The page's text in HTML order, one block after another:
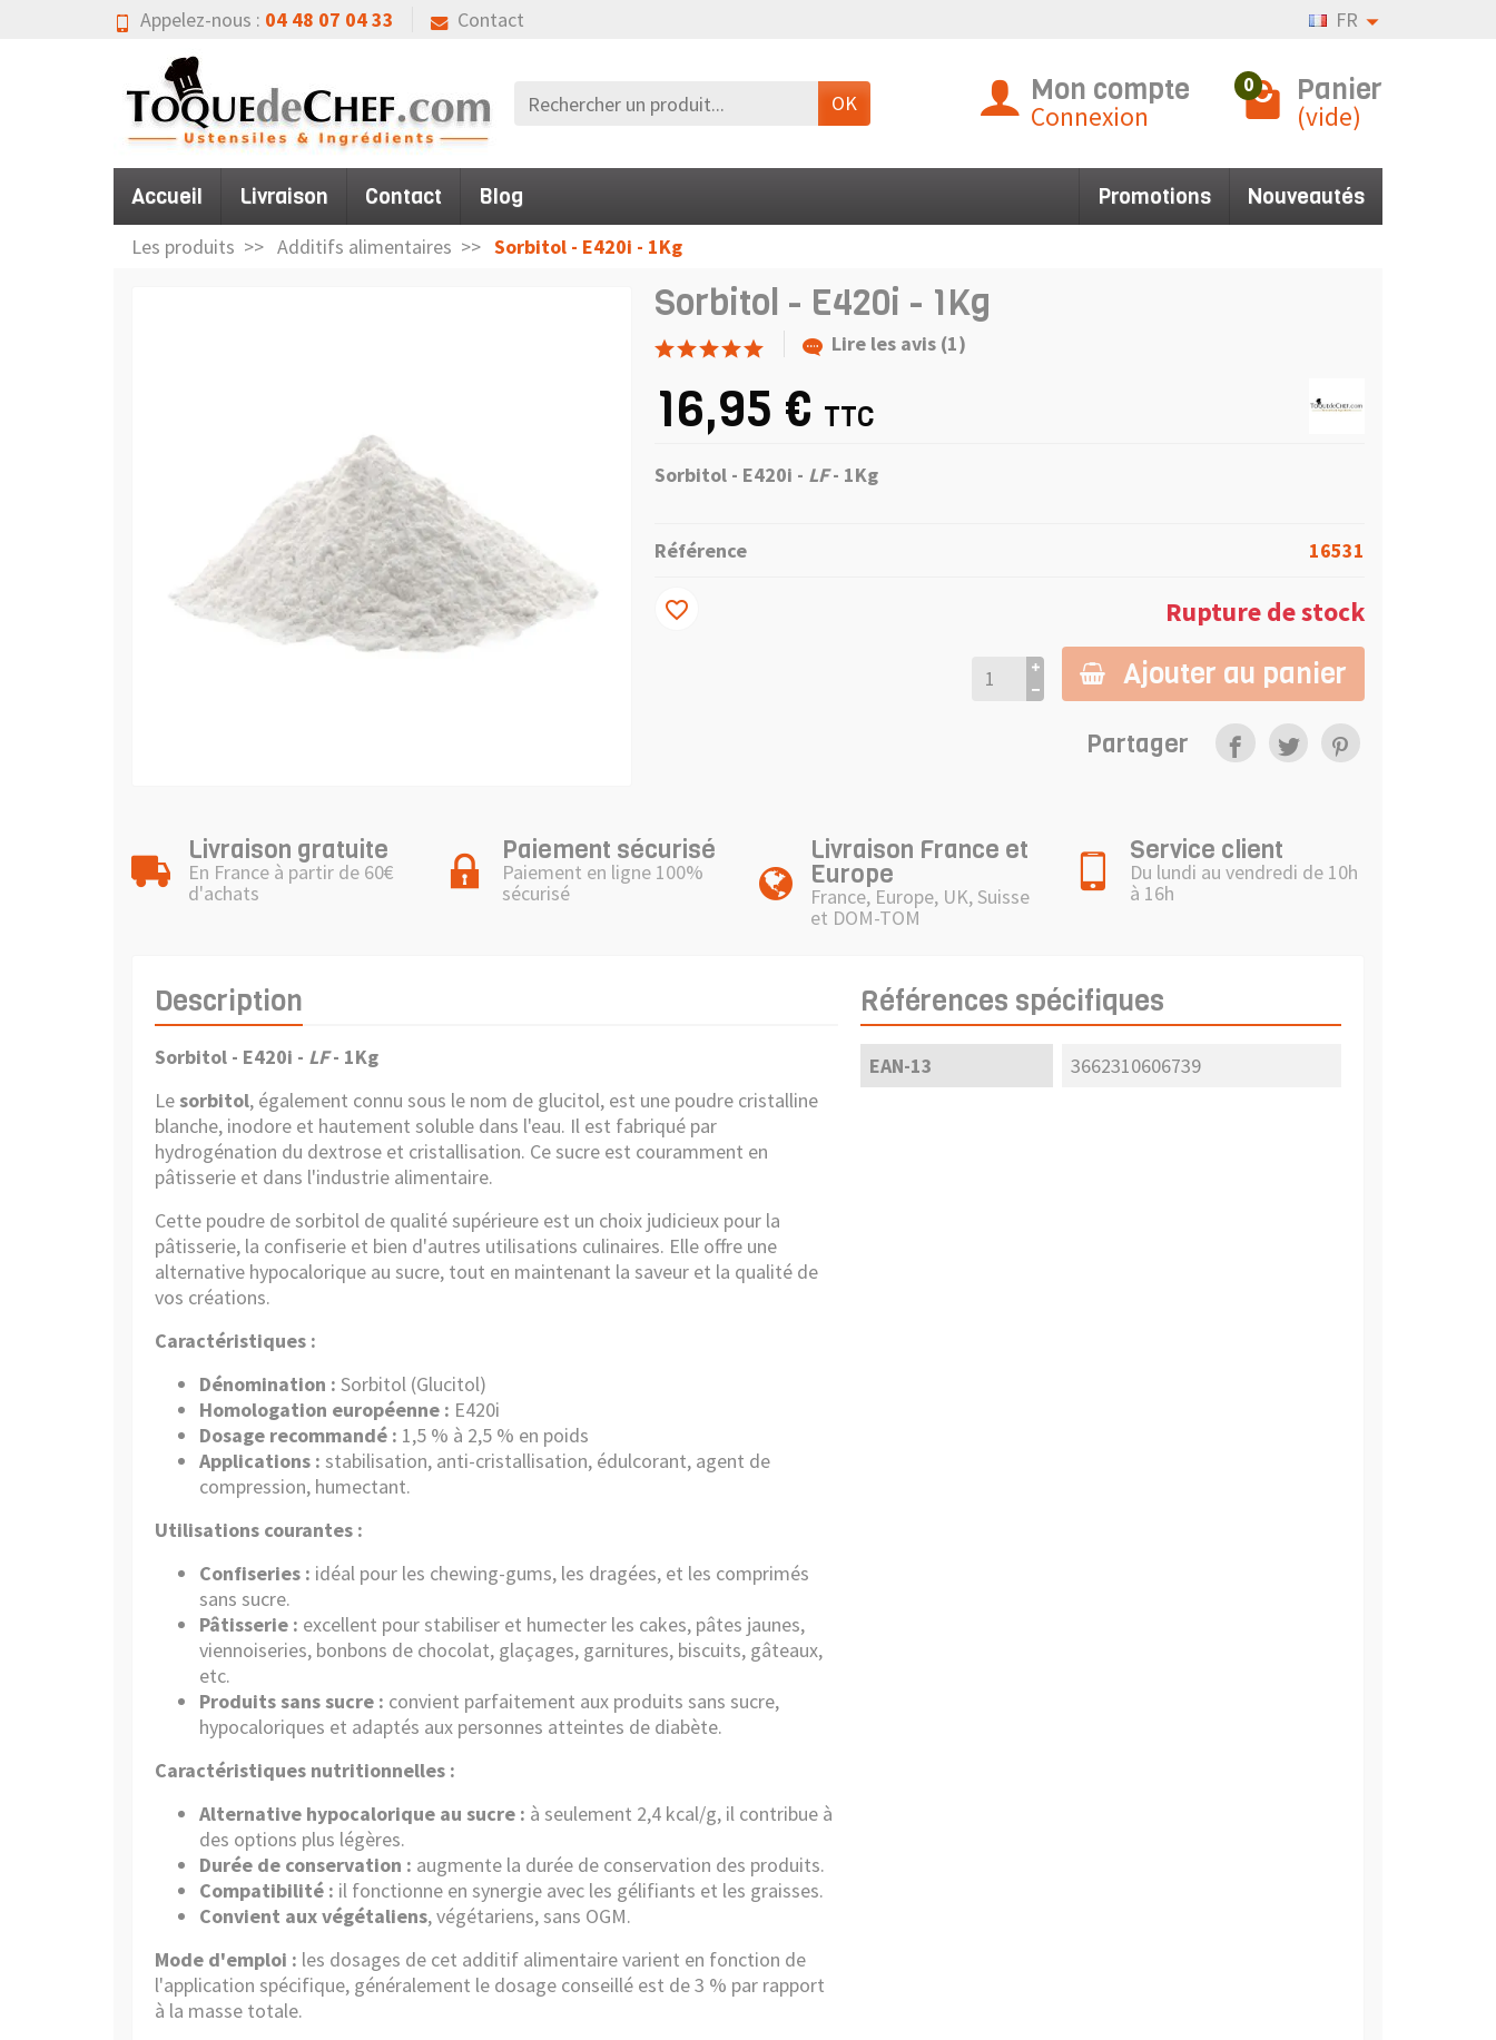
Appelez-nous : 04 48 07 04 33 Contact FR
OK Mon compte
Connexion
0 Panier
(vide)
Accueil Livraison Contact Blog Promotions Nouveautés
Les produits Additifs alimentaires Sorbitol - E420i - 1Kg
Sorbitol - E420i - 1Kg
Lire les avis (1)
16,95 € TTC
Sorbitol - E420i - LF- 1Kg
Référence 16531
Rupture de stock
Ajouter au panier
favorite_border
Partager
Livraison gratuite
En France à partir de 60€
d'achats
Paiement sécurisé
Paiement en ligne 100%
sécurisé
Livraison France et
Europe
France, Europe, UK, Suisse
et DOM-TOM
Service client
Du lundi au vendredi de 10h
à 16h
Description
Sorbitol - E420i - LF- 1Kg
Lesorbitol, également connu sous le nom de glucitol, est une poudre cristalline
blanche, inodore et hautement soluble dans l'eau. Il est fabriqué par
hydrogénation du dextrose et cristallisation. Ce sucre est couramment en
pâtisserie et dans l'industrie alimentaire.
Cette poudre de sorbitol de qualité supérieure est un choix judicieux pour la
pâtisserie, la confiserie et bien d'autres utilisations culinaires. Elle offre une
alternative hypocalorique au sucre, tout en maintenant la saveur et la qualité de
vos créations.
Caractéristiques :
Dénomination : Sorbitol (Glucitol)
Homologation européenne : E420i
Dosage recommandé : 1,5 % à 2,5 % en poids
Applications : stabilisation, anti-cristallisation, édulcorant, agent de
compression, humectant.
Utilisations courantes :
Confiseries : idéal pour les chewing-gums, les dragées, et les comprimés
sans sucre.
Pâtisserie : excellent pour stabiliser et humecter les cakes, pâtes jaunes,
viennoiseries, bonbons de chocolat, glaçages, garnitures, biscuits, gâteaux,
etc.
Produits sans sucre : convient parfaitement aux produits sans sucre,
hypocaloriques et adaptés aux personnes atteintes de diabète.
Caractéristiques nutritionnelles :
Alternative hypocalorique au sucre : à seulement 2,4 kcal/g, il contribue à
des options plus légères.
Durée de conservation : augmente la durée de conservation des produits.
Compatibilité : il fonctionne en synergie avec les gélifiants et les graisses.
Convient aux végétaliens, végétariens, sans OGM.
Mode d'emploi : les dosages de cet additif alimentaire varient en fonction de
l'application spécifique, généralement le dosage conseillé est de 3 % par rapport
à la masse totale.
Références spécifiques
EAN-13 3662310606739